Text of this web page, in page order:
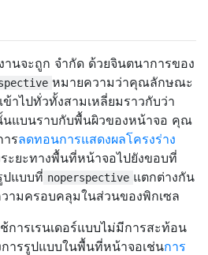
นจะถูก จำกัด ด้วยจินตนาการของ
หมายความว่าคุณลักษณะ
าไปทั่วทั้งสามเหลี่ยมราวกับว่า
นแบนราบกับพื้นผิวของหน้าจอ คุณ
รลดทอนการแสดงผลโครงร่าง
ะยะทางพื้นที่หน้าจอไปยังขอบที่
ปแบบที่ noperspective แตกต่างกัน
ามครอบคลุมในส่วนของพิกเซล
ารเรนเดอร์แบบไม่มีการสะท้อน
ารรูปแบบในพื้นที่หน้าจอเช่นการ